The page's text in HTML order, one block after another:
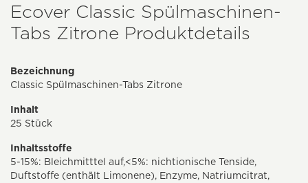
Ecover Classic Spülmaschinen-
Tabs Zitrone Produktdetails
Bezeichnung
Classic Spülmaschinen-Tabs Zitrone
Inhalt
25 Stück
Inhaltsstoffe
5-15%: Bleichmitttel auf,<5%: nichtionische Tenside,
Duftstoffe (enthält Limonene), Enzyme, Natriumcitrat,